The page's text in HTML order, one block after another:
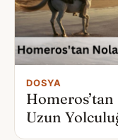
DOSYA
Homeros’tan
Uzun